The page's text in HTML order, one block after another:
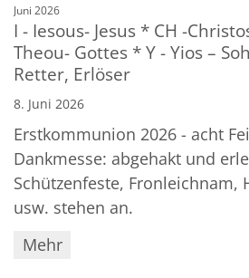
Juni 2026:
I - Iesous- Jesus * CH -
Theou- Gottes * Y - Yios –
Retter, Erlöser
8. Juni 2026
Erstkommunion 2026 - acht
Dankmesse: abgehakt und
Schützenfeste, Fronleichnam,
usw. stehen an.
Mehr